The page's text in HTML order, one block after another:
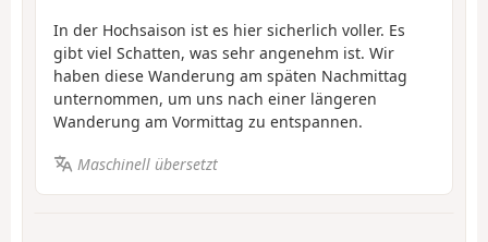
In der Hochsaison ist es hier sicherlich voller. Es
gibt viel Schatten, was sehr angenehm ist. Wir
haben diese Wanderung am späten Nachmittag
unternommen, um uns nach einer längeren
Wanderung am Vormittag zu entspannen.
Maschinell übersetzt